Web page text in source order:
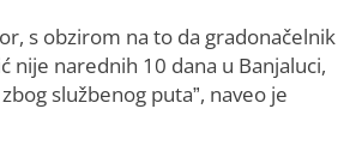
s obzirom na to da gradonačelnik
nije narednih 10 dana u Banjaluci,
službenog puta”, naveo je